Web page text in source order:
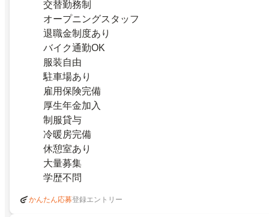
交替勤務制
オープニングスタッフ
退職金制度あり
バイク通勤OK
服装自由
駐車場あり
雇用保険完備
厚生年金加入
制服貸与
冷暖房完備
休憩室あり
大量募集
学歴不問
かんたん応募登録エントリー